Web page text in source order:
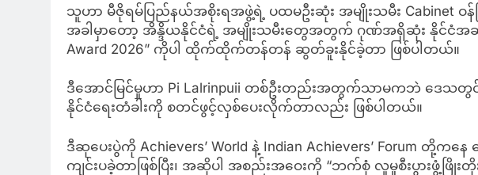
သူဟာ မီဇိုရမ်ပြည်နယ်အစိုးရအဖွဲ့ရဲ့ ပထမဦးဆုံး အမျိုးသမီး Cabinet
အခါမှာတော့ အိန္ဒိယနိုင်ငံရဲ့ အမျိုးသမီးတွေအတွက် ဂုဏ်အရှိဆုံး နိုင်ငံအဆ
Award 2026” ကိုပါ ထိုက်ထိုက်တန်တန် ဆွတ်ခူးနိုင်ခဲ့တာ ဖြစ်ပါတယ်။
ဒီအောင်မြင်မှုဟာ Pi Lalrinpuii တစ်ဦးတည်းအတွက်သာမကဘဲ ဒေသတွ
နိုင်ငံရေးတံခါးကို စတင်ဖွင့်လှစ်ပေးလိုက်တာလည်း ဖြစ်ပါတယ်။
ဒီဆုပေးပွဲကို Achievers’ World နဲ့ Indian Achievers’ Forum တို့ကန
ကျင်းပခဲ့တာဖြစ်ပြီး၊ အဆိုပါ အစည်းအဝေးကို “ဘက်စုံ လူမှုစီးပွားဖွံ့ဖ